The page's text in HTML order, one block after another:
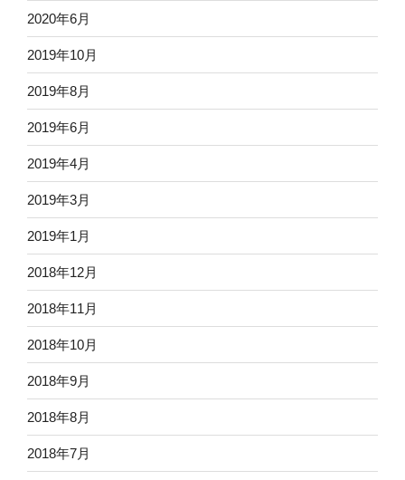
2020年6月
2019年10月
2019年8月
2019年6月
2019年4月
2019年3月
2019年1月
2018年12月
2018年11月
2018年10月
2018年9月
2018年8月
2018年7月